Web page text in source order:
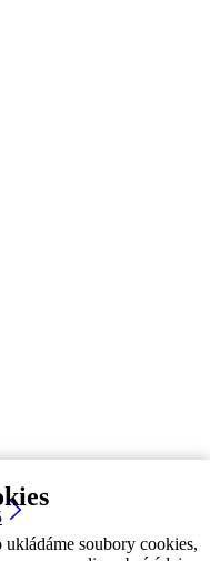
soubory cookies,